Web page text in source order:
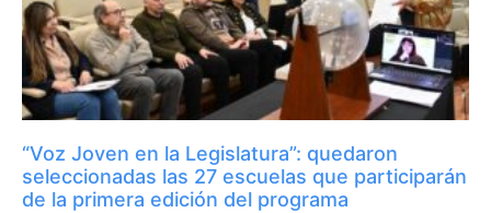
“Voz Joven en la Legislatura”: quedaron
seleccionadas las 27 escuelas que participarán
de la primera edición del programa